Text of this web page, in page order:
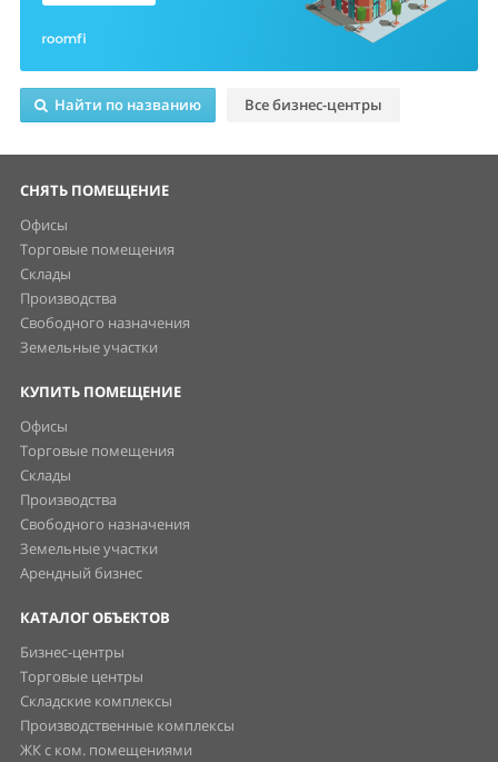
Найти по названию Все бизнес-центры
СНЯТЬ ПОМЕЩЕНИЕ
Офисы
Торговые помещения
Склады
Производства
Свободного назначения
Земельные участки
КУПИТЬ ПОМЕЩЕНИЕ
Офисы
Торговые помещения
Склады
Производства
Свободного назначения
Земельные участки
Арендный бизнес
КАТАЛОГ ОБЪЕКТОВ
Бизнес-центры
Торговые центры
Складские комплексы
Производственные комплексы
ЖК с ком. помещениями